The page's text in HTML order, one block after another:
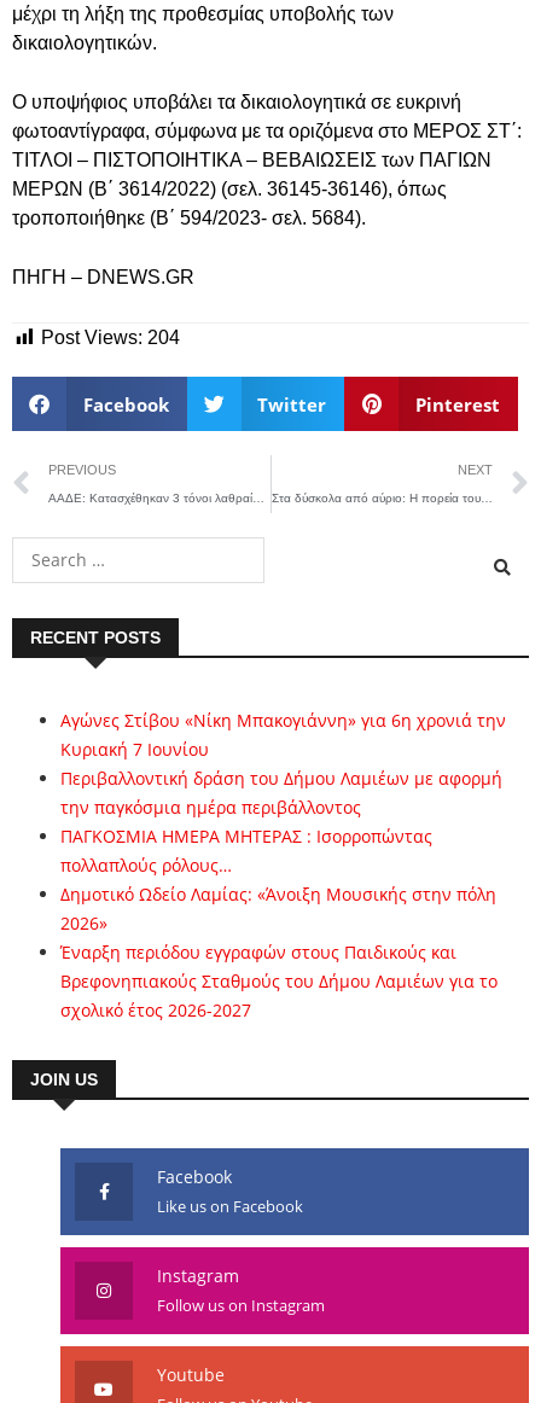
μέχρι τη λήξη της προθεσμίας υποβολής των
δικαιολογητικών.
Ο υποψήφιος υποβάλει τα δικαιολογητικά σε ευκρινή
φωτοαντίγραφα, σύμφωνα με τα οριζόμενα στο ΜΕΡΟΣ ΣΤ΄:
ΤΙΤΛΟΙ – ΠΙΣΤΟΠΟΙΗΤΙΚΑ – ΒΕΒΑΙΩΣΕΙΣ των ΠΑΓΙΩΝ
ΜΕΡΩΝ (Β΄ 3614/2022) (σελ. 36145-36146), όπως
τροποποιήθηκε (Β΄ 594/2023- σελ. 5684).
ΠΗΓΗ – DNEWS.GR
Post Views: 204
Facebook Twitter Pinterest
PREVIOUS
ΑΑΔΕ: Κατασχέθηκαν 3 τόνοι λαθραίων τσιγάρων στο «Ελ. Βενιζέλος»
NEXT
Στα δύσκολα από αύριο: Η πορεία του αεροχείμαρρου που θα πνίξει τη χώρα με αφρικανική σκόνη
RECENT POSTS
Αγώνες Στίβου «Νίκη Μπακογιάννη» για 6η χρονιά την
Κυριακή 7 Ιουνίου
Περιβαλλοντική δράση του Δήμου Λαμιέων με αφορμή
την παγκόσμια ημέρα περιβάλλοντος
ΠΑΓΚΟΣΜΙΑ ΗΜΕΡΑ ΜΗΤΕΡΑΣ : Ισορροπώντας
πολλαπλούς ρόλους…
Δημοτικό Ωδείο Λαμίας: «Άνοιξη Μουσικής στην πόλη
2026»
Έναρξη περιόδου εγγραφών στους Παιδικούς και
Βρεφονηπιακούς Σταθμούς του Δήμου Λαμιέων για το
σχολικό έτος 2026-2027
JOIN US
Facebook
Like us on Facebook
Instagram
Follow us on Instagram
Youtube